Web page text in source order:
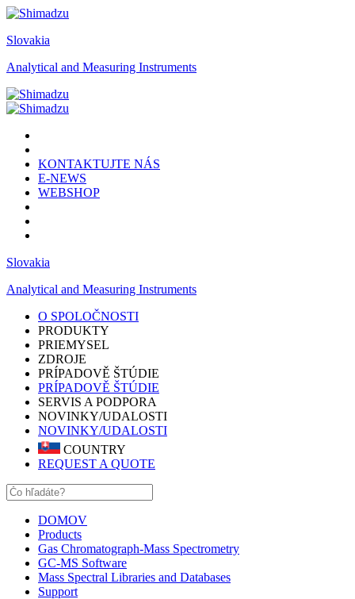
Slovakia
Analytical and Measuring Instruments
KONTAKTUJTE NÁS
E-NEWS
WEBSHOP
Slovakia
Analytical and Measuring Instruments
O SPOLOČNOSTI
PRODUKTY
PRIEMYSEL
ZDROJE
PRÍPADOVĚ ŠTÚDIE
PRÍPADOVĚ ŠTÚDIE
SERVIS A PODPORA
NOVINKY/UDALOSTI
NOVINKY/UDALOSTI
COUNTRY
REQUEST A QUOTE
DOMOV
Products
Gas Chromatograph-Mass Spectrometry
GC-MS Software
Mass Spectral Libraries and Databases
Support